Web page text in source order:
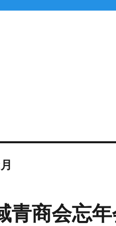
青商会忘